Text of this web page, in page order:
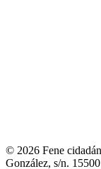
© 2026 Fene
González, s/n.